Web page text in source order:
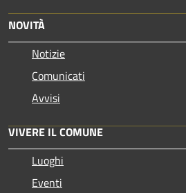
NOVITÀ
Notizie
Comunicati
Avvisi
VIVERE IL COMUNE
Luoghi
Eventi